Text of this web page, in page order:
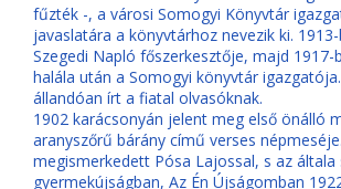
fűzték -, a városi Somogyi Könyvtár
javaslatára a könyvtárhoz nevezik ki.
Szegedi Napló főszerkesztője, majd
halála után a Somogyi könyvtár
állandóan írt a fiatal olvasóknak.
1902 karácsonyán jelent meg első önálló
aranyszőrű bárány című verses
megismerkedett Pósa Lajossal, s az
gyermekújságban, Az Én Újságomban